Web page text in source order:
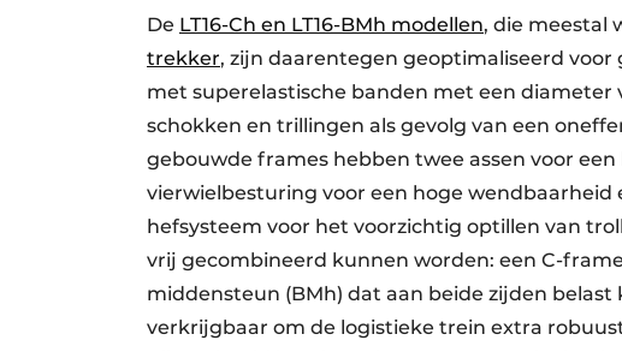
De LT16-Ch en LT16-BMh modellen, die meestal
trekker, zijn daarentegen geoptimaliseerd
met superelastische banden met een diameter
schokken en trillingen als gevolg van een
gebouwde frames hebben twee assen voor
vierwielbesturing voor een hoge
hefsysteem voor het voorzichtig optillen van
vrij gecombineerd kunnen worden: een C-
middensteun (BMh) dat aan beide zijden
verkrijgbaar om de logistieke trein extra